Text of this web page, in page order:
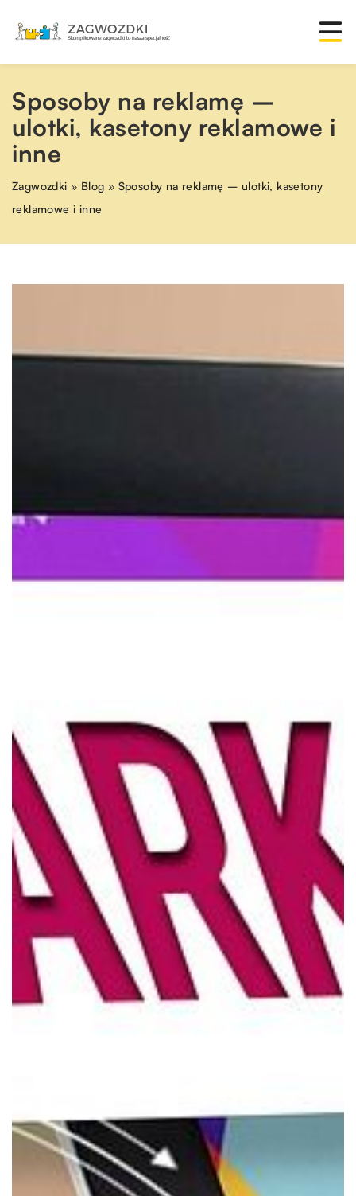
Sposoby na reklamę –
ulotki, kasetony reklamowe i
inne
Zagwozdki » Blog » Sposoby na reklamę – ulotki, kasetony
reklamowe i inne